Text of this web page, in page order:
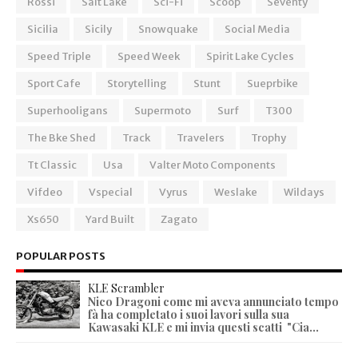
Sicilia
Sicily Snowquake
Social Media
Speed Triple
Speed Week
Spirit Lake Cycles
Sport Cafe
Storytelling Stunt
Sueprbike
Superhooligans
Supermoto Surf
T300
The Bke Shed
Track Travelers
Trophy
Tt Classic
Usa
Valter Moto Components
Vifdeo
Vspecial Vyrus Weslake
Wildays
Xs650
Yard Built Zagato
POPULAR POSTS
KLE Scrambler
Nico Dragoni come mi aveva annunciato tempo
fà ha completato i suoi lavori sulla sua
Kawasaki KLE e mi invia questi scatti "Cia...